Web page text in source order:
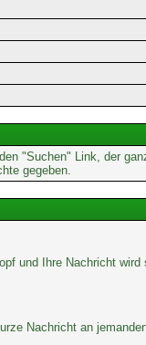
"Suchen" Link, der
gegeben.
und Ihre Nachricht
Nachricht an